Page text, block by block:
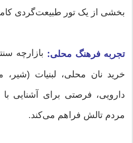
بخشی از یک تور طبیعت‌گردی
تجربه فرهنگ محلی: بازارچه
خرید نان محلی، لبنیات (شیر،
دارویی، فرصتی برای آشنایی
مردم تالش فراهم می‌کند.